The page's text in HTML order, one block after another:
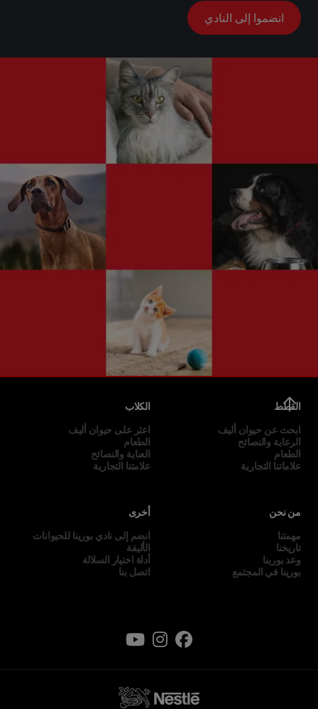
انضموا إلى النادي
القطط
ابحث عن حيوان أليف
الرعاية والنصائح
الطعام
علاماتنا التجارية
الكلاب
اعثر على حيوان أليف
الطعام
العناية والنصائح
علامتنا التجارية
من نحن
مهمتنا
تاريخنا
وعد بورينا
بورينا في المجتمع
أخرى
انضم إلى نادي بورينا للحيوانات
الأليفة
أداة اختيار السلالة
اتصل بنا